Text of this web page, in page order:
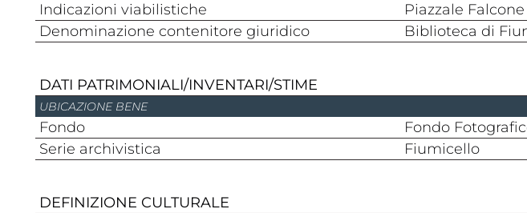
Indicazioni viabilistiche
Piazzale
Denominazione contenitore giuridico
Biblioteca di
DATI PATRIMONIALI/INVENTARI/STIME
UBICAZIONE BENE
Fondo
Fondo
Serie archivistica
Fiumicello
DEFINIZIONE CULTURALE